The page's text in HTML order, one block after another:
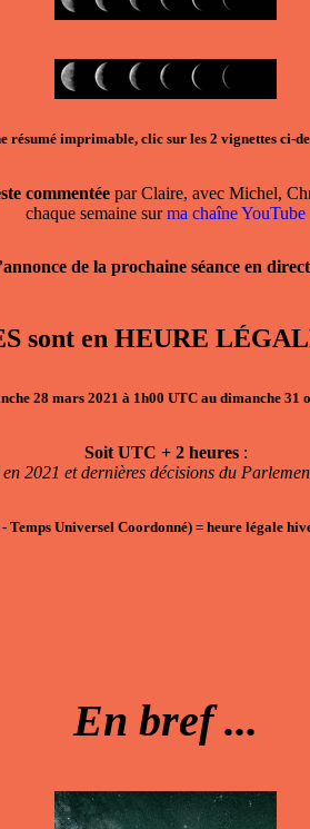
imprimable, clic sur les 2 vignettes ci-
commentée par Claire, avec Michel,
chaque semaine surma chaîne YouTube
de la prochaine séance en direct
sont en HEURE
28 mars 2021 à 1h00 UTC au dimanche 31
Soit UTC + 2 heures:
en 2021 et dernières décisions du
Temps Universel Coordonné)= heure légale
En bref ...